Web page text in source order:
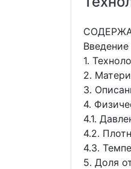
Введение
1.
2.
3.
4.
4.1.
4.2.
4.3.
5. Доля